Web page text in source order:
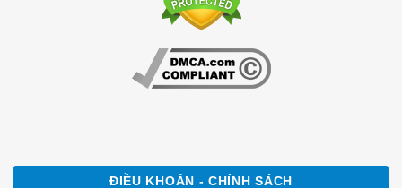
ĐIỀU KHOẢN - CHÍNH SÁCH